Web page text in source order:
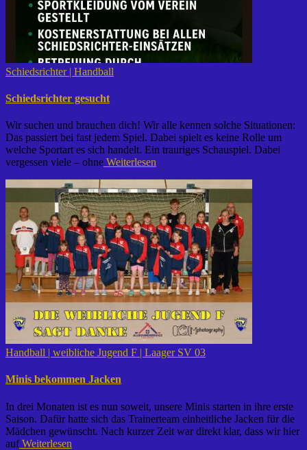
Schiedsrichter | Handball
Schiedsrichter gesucht
Wir suchen und brauchen dich! Wir alle kennen solche Situationen:
Das passiert bei fast jedem Spiel. Dabei spielt es keine Rolle um
welche Sportart es sich handelt. Ein trauriges Schauspiel. Dabei
vergessen viele – ohne Weiterlesen
Handball | weibliche Jugend F | Laager SV 03
Minis bekommen Jacken
In drei Monaten ist es nun soweit, unsere Minis starten in ihre erste
Saison. Dafür hatte sich das Trainerteam einheitliche Jacken für die
Mädchen gewünscht. Nach kurzer Zeit war direkt klar, dass wir hier
aufWeiterlesen